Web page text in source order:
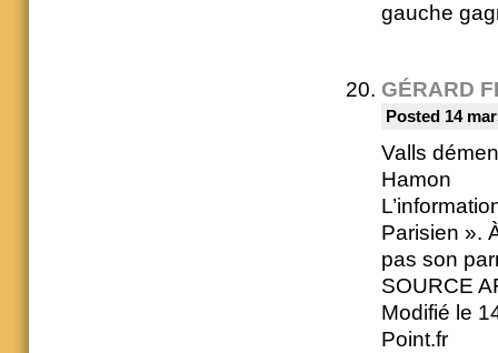
gauche
GÉRARD
Posted 14
Valls
Hamon
Parisien ».
pas son
SOURCE
Modifié le
Point.fr